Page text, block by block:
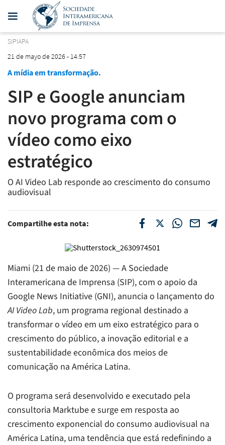
SIPIAPA
21 de mayo de 2026 - 14:57
A mídia em transformação.
SIP e Google anunciam
novo programa com o
vídeo como eixo
estratégico
O AI Video Lab responde ao crescimento do consumo
audiovisual
Compartilhe esta nota:
Miami (21 de maio de 2026) — A Sociedade
Interamericana de Imprensa (SIP), com o apoio da
Google News Initiative (GNI), anuncia o lançamento do
AI Video Lab, um programa regional destinado a
transformar o vídeo em um eixo estratégico para o
crescimento do público, a inovação editorial e a
sustentabilidade econômica dos meios de
comunicação na América Latina.
O programa será desenvolvido e executado pela
consultoria Marktube e surge em resposta ao
crescimento exponencial do consumo audiovisual na
América Latina, uma tendência que está redefinindo a